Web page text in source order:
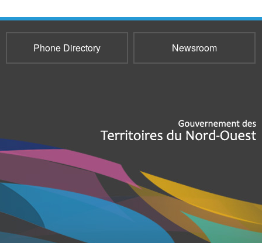
Phone Directory Newsroom